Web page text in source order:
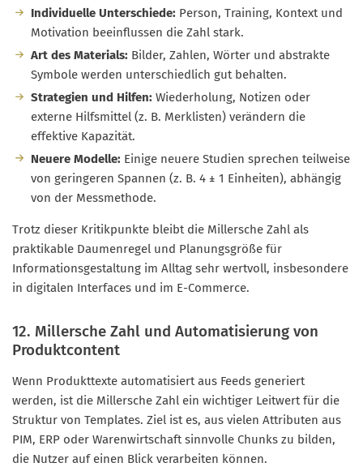
Individuelle Unterschiede: Person, Training, Kontext und
Motivation beeinflussen die Zahl stark.
Art des Materials: Bilder, Zahlen, Wörter und abstrakte
Symbole werden unterschiedlich gut behalten.
Strategien und Hilfen: Wiederholung, Notizen oder
externe Hilfsmittel (z. B. Merklisten) verändern die
effektive Kapazität.
Neuere Modelle: Einige neuere Studien sprechen teilweise
von geringeren Spannen (z. B. 4 ± 1 Einheiten), abhängig
von der Messmethode.
Trotz dieser Kritikpunkte bleibt die Millersche Zahl als
praktikable Daumenregel und Planungsgröße für
Informationsgestaltung im Alltag sehr wertvoll, insbesondere
in digitalen Interfaces und im E-Commerce.
12. Millersche Zahl und Automatisierung von
Produktcontent
Wenn Produkttexte automatisiert aus Feeds generiert
werden, ist die Millersche Zahl ein wichtiger Leitwert für die
Struktur von Templates. Ziel ist es, aus vielen Attributen aus
PIM, ERP oder Warenwirtschaft sinnvolle Chunks zu bilden,
die Nutzer auf einen Blick verarbeiten können.